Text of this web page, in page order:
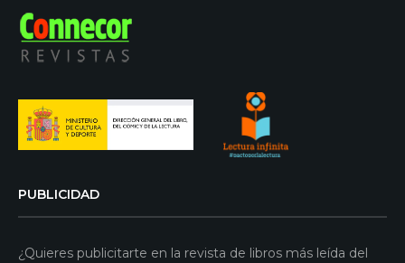
PUBLICIDAD
¿Quieres publicitarte en la revista de libros más leída del